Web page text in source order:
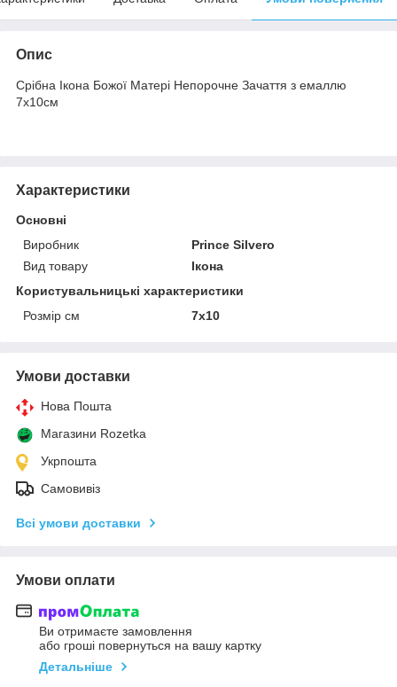
Опис
Срібна Ікона Божої Матері Непорочне Зачаття з емаллю
7х10см
Характеристики
Основні
Виробник
Prince Silvero
Вид товару
Ікона
Користувальницькі характеристики
Розмір см
7х10
Умови доставки
Нова Пошта
Магазини Rozetka
Укрпошта
Самовивіз
Всі умови доставки
Умови оплати
Ви отримаєте замовлення
або гроші повернуться на вашу картку
Детальніше